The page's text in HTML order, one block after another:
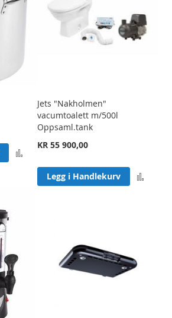
Legg til sammenligning
Jets "Nakholmen"
vacumtoalett m/500l
Oppsaml.tank
KR 55 900,00
Legg i Handlekurv